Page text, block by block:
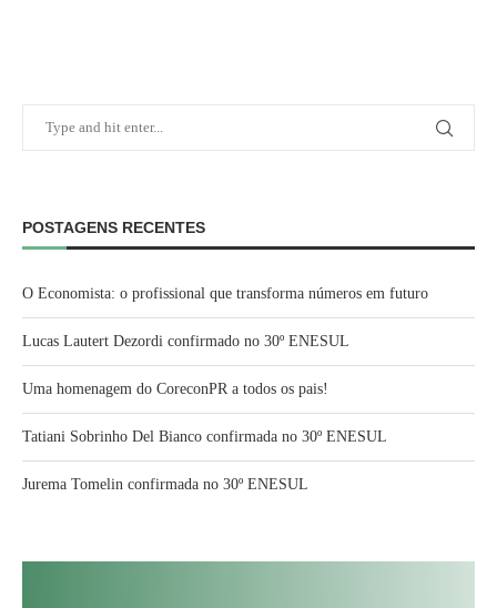
POSTAGENS RECENTES
O Economista: o profissional que transforma números em futuro
Lucas Lautert Dezordi confirmado no 30º ENESUL
Uma homenagem do CoreconPR a todos os pais!
Tatiani Sobrinho Del Bianco confirmada no 30º ENESUL
Jurema Tomelin confirmada no 30º ENESUL